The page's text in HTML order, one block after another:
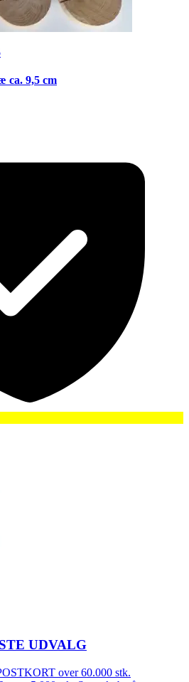
ca. 9,5 cm
UDVALG
over 60.000 stk.